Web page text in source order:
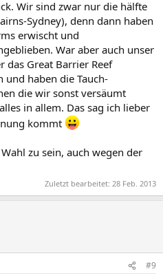
Wir sind zwar nur die hälfte
Sydney), denn dann haben
erwischt und
War aber auch unser
das Great Barrier Reef
und haben die Tauch-
die wir sonst versäumt
in allem. Das sag ich lieber
kommt
zu sein, auch wegen der
Zuletzt bearbeitet: 28 Feb. 2013
#9